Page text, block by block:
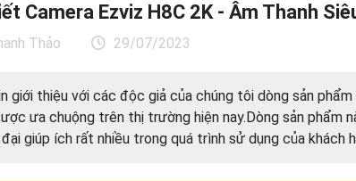
Camera Ezviz H8C 2K - Âm Thanh
Thảo 29/07/2023
giới thiệu với các độc giả của chúng tôi dòng sản
ưa chuộng trên thị trường hiện nay.Dòng sản phẩm
giúp ích rất nhiều trong quá trình sử dụng của khách